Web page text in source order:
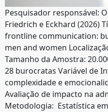
Pesquisador responsável:
Friedrich e Eckhard (2026)
frontline communication:
men and women
Tamanho da Amostra:
28 burocratas Variável de
complexidade e
Avaliação de impacto na
Metodologia: Estatística